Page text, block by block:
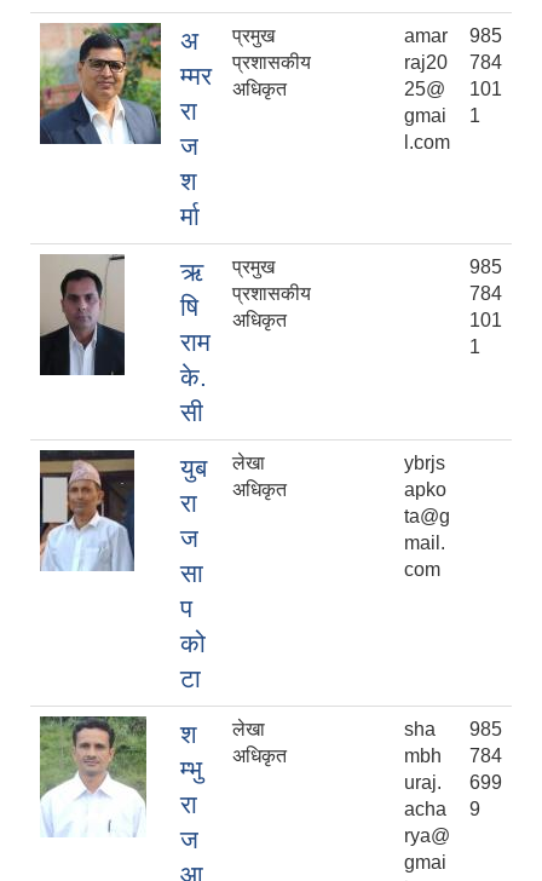
अ
म्मर
रा
ज
श
र्मा
प्रमुख
प्रशासकीय
अधिकृत
amar
raj20
25@
gmai
l.com
985
784
101
1
ऋ
षि
राम
के.
सी
प्रमुख
प्रशासकीय
अधिकृत
985
784
101
1
युब
रा
ज
सा
प
को
टा
लेखा
अधिकृत
ybrjs
apko
ta@g
mail.
com
श
म्भु
रा
ज
आ
लेखा
अधिकृत
sha
mbh
uraj.
acha
rya@
gmai
985
784
699
9